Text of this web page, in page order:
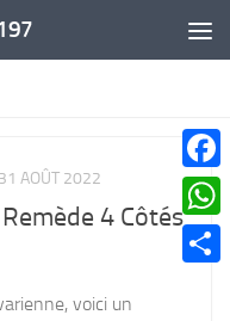
31 AOÛT 2022
4 Côtés
voici un